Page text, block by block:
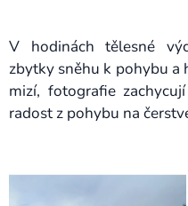
V hodinách tělesné
zbytky sněhu k pohybu a
mizí, fotografie
radost z pohybu na